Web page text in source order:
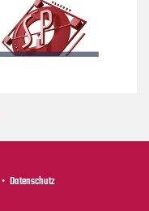
Datenschutz